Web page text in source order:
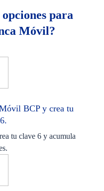
para
Móvil?
BCP y crea tu
tu clave 6 y acumula